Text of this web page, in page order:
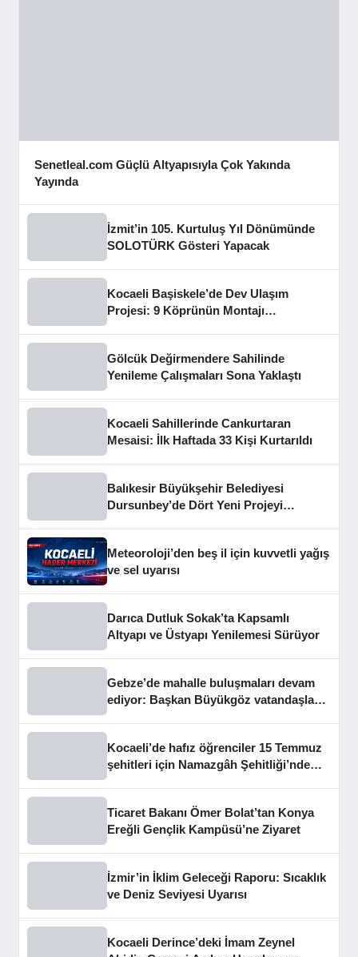
Senetleal.com Güçlü Altyapısıyla Çok Yakında
Yayında
İzmit’in 105. Kurtuluş Yıl Dönümünde
SOLOTÜRK Gösteri Yapacak
Kocaeli Başiskele’de Dev Ulaşım
Projesi: 9 Köprünün Montajı
Gölcük Değirmendere Sahilinde
Yenileme Çalışmaları Sona Yaklaştı
Kocaeli Sahillerinde Cankurtaran
Mesaisi: İlk Haftada 33 Kişi Kurtarıldı
Balıkesir Büyükşehir Belediyesi
Dursunbey’de Dört Yeni Projeyi
Meteoroloji’den beş il için kuvvetli yağış
ve sel uyarısı
Darıca Dutluk Sokak’ta Kapsamlı
Altyapı ve Üstyapı Yenilemesi Sürüyor
Gebze’de mahalle buluşmaları devam
ediyor: Başkan Büyükgöz vatandaşları
Kocaeli’de hafız öğrenciler 15 Temmuz
şehitleri için Namazgâh Şehitliği’nde
Ticaret Bakanı Ömer Bolat’tan Konya
Ereğli Gençlik Kampüsü’ne Ziyaret
İzmir’in İklim Geleceği Raporu: Sıcaklık
ve Deniz Seviyesi Uyarısı
Kocaeli Derince’deki İmam Zeynel